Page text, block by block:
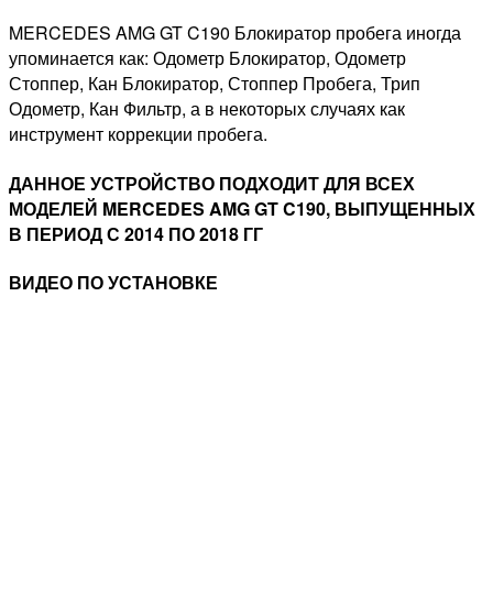
MERCEDES AMG GT C190 Блокиратор пробега иногда
упоминается как: Одометр Блокиратор, Одометр
Стоппер, Кан Блокиратор, Стоппер Пробега, Трип
Одометр, Кан Фильтр, а в некоторых случаях как
инструмент коррекции пробега.
ДАННОЕ УСТРОЙСТВО ПОДХОДИТ ДЛЯ ВСЕХ
МОДЕЛЕЙ MERCEDES AMG GT C190, ВЫПУЩЕННЫХ
В ПЕРИОД С 2014 ПО 2018 ГГ
ВИДЕО ПО УСТАНОВКЕ